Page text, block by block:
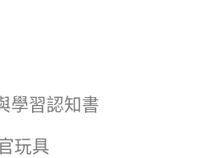
學習認知書
玩具